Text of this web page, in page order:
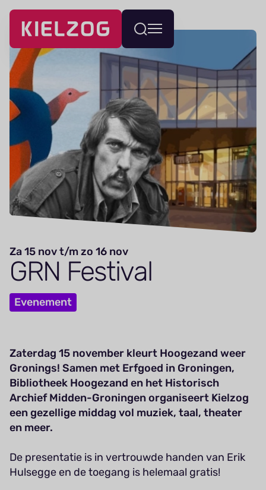
Navigatie
overslaan
Wissel
menu
Za 15 nov t/m zo 16 nov
GRN Festival
Evenement
Zaterdag 15 november kleurt Hoogezand weer
Gronings! Samen met Erfgoed in Groningen,
Bibliotheek Hoogezand en het Historisch
Archief Midden-Groningen organiseert Kielzog
een gezellige middag vol muziek, taal, theater
en meer.
De presentatie is in vertrouwde handen van Erik
Hulsegge en de toegang is helemaal gratis!